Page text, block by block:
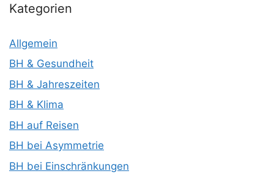
Kategorien
Allgemein
BH & Gesundheit
BH & Jahreszeiten
BH & Klima
BH auf Reisen
BH bei Asymmetrie
BH bei Einschränkungen